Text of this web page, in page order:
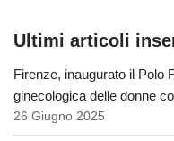
Ultimi articoli
Firenze, inaugurato il Polo
ginecologica delle donne
26 Giugno 2025